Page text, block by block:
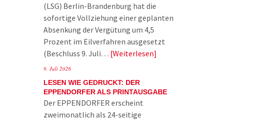
(LSG) Berlin-Brandenburg hat die
sofortige Vollziehung einer geplanten
Absenkung der Vergütung um 4,5
Prozent im Eilverfahren ausgesetzt
(Beschluss 9. Juli… Weiterlesen
9. Juli 2026
LESEN WIE GEDRUCKT: DER
EPPENDORFER ALS PRINTAUSGABE
Der EPPENDORFER erscheint
zweimonatlich als 24-seitige